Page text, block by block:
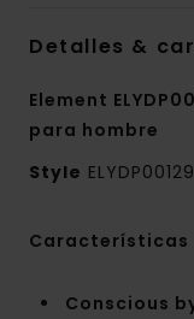
Detalles &
Element
para hombre
Style ELYDP00129
Características
Conscious